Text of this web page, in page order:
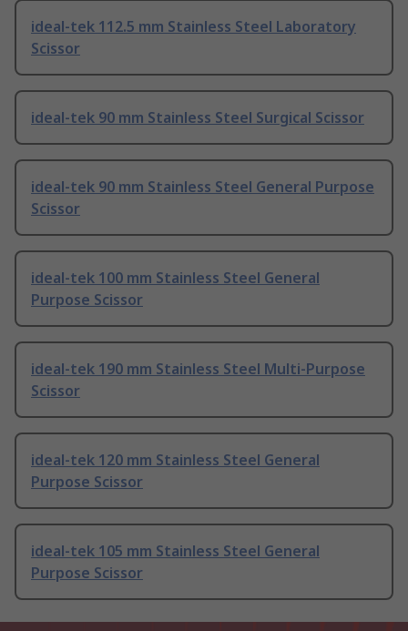
ideal-tek 112.5 mm Stainless Steel Laboratory
Scissor
ideal-tek 90 mm Stainless Steel Surgical Scissor
ideal-tek 90 mm Stainless Steel General Purpose
Scissor
ideal-tek 100 mm Stainless Steel General
Purpose Scissor
ideal-tek 190 mm Stainless Steel Multi-Purpose
Scissor
ideal-tek 120 mm Stainless Steel General
Purpose Scissor
ideal-tek 105 mm Stainless Steel General
Purpose Scissor